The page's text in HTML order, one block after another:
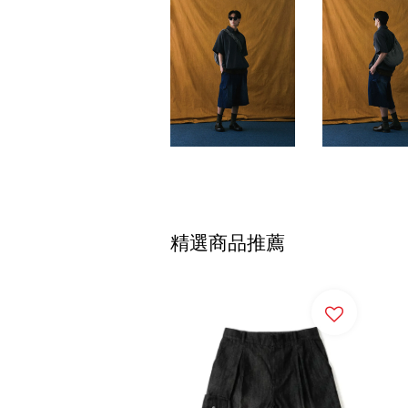
精選商品推薦